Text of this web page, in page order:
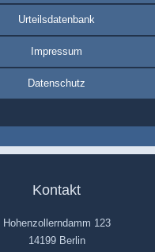
Urteilsdatenbank
Impressum
Datenschutz
Kontakt
Hohenzollerndamm 123
14199 Berlin